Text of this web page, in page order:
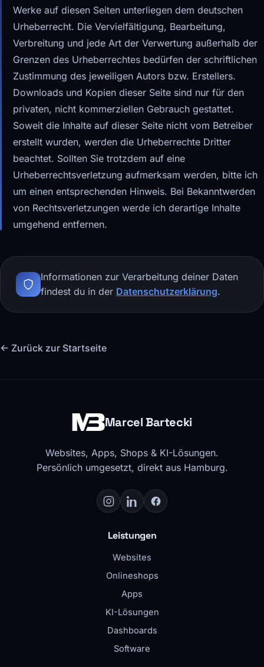
Werke auf diesen Seiten unterliegen dem deutschen
Urheberrecht. Die Vervielfältigung, Bearbeitung,
Verbreitung und jede Art der Verwertung außerhalb der
Grenzen des Urheberrechtes bedürfen der schriftlichen
Zustimmung des jeweiligen Autors bzw. Erstellers.
Downloads und Kopien dieser Seite sind nur für den
privaten, nicht kommerziellen Gebrauch gestattet.
Soweit die Inhalte auf dieser Seite nicht vom Betreiber
erstellt wurden, werden die Urheberrechte Dritter
beachtet. Sollten Sie trotzdem auf eine
Urheberrechtsverletzung aufmerksam werden, bitte ich
um einen entsprechenden Hinweis. Bei Bekanntwerden
von Rechtsverletzungen werde ich derartige Inhalte
umgehend entfernen.
Informationen zur Verarbeitung deiner Daten
findest du in der Datenschutzerklärung.
← Zurück zur Startseite
Marcel Bartecki
Websites, Apps, Shops & KI-Lösungen.
Persönlich umgesetzt, direkt aus Hamburg.
Leistungen
Websites
Onlineshops
Apps
KI-Lösungen
Dashboards
Software